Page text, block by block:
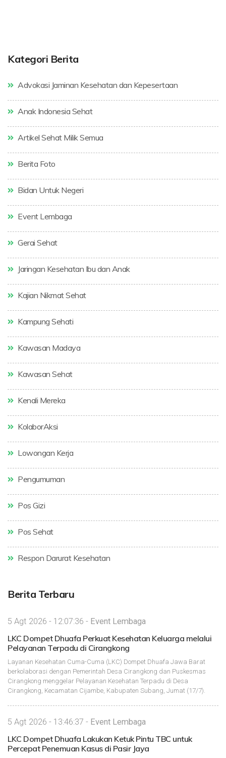
Kategori Berita
Advokasi Jaminan Kesehatan dan Kepesertaan
Anak Indonesia Sehat
Artikel Sehat Milik Semua
Berita Foto
Bidan Untuk Negeri
Event Lembaga
Gerai Sehat
Jaringan Kesehatan Ibu dan Anak
Kajian Nikmat Sehat
Kampung Sehati
Kawasan Madaya
Kawasan Sehat
Kenali Mereka
KolaborAksi
Lowongan Kerja
Pengumuman
Pos Gizi
Pos Sehat
Respon Darurat Kesehatan
Berita Terbaru
5 Agt 2026 - 12:07:36 - Event Lembaga
LKC Dompet Dhuafa Perkuat Kesehatan Keluarga melalui
Pelayanan Terpadu di Cirangkong
Layanan Kesehatan Cuma-Cuma (LKC) Dompet Dhuafa Jawa Barat
berkolaborasi dengan Pemerintah Desa Cirangkong dan Puskesmas
Cirangkong menggelar Pelayanan Kesehatan Terpadu di Desa
Cirangkong, Kecamatan Cijambe, Kabupaten Subang, Jumat (17/7).
5 Agt 2026 - 13:46:37 - Event Lembaga
LKC Dompet Dhuafa Lakukan Ketuk Pintu TBC untuk
Percepat Penemuan Kasus di Pasir Jaya